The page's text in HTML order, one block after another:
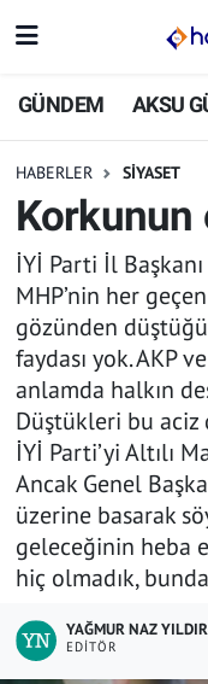
GÜNDEM AKSU
HABERLER SİYASET
Korkunun
İYİ Parti İl
MHP’nin her
gözünden
faydası yok. AKP
anlamda halkın
Düştükleri bu
İYİ Parti’yi Altılı
Ancak Genel
üzerine basarak
geleceğinin heba
hiç olmadık,
YAĞMUR NAZ
EDITÖR
GÜNDEM
SİYASET
TARIM
YEREL
EKONOMİ
ASAYİŞ
SPOR
SAĞLIK
YAŞAM
İstanbul Nöbetçi
İstanbul Trafik
Süper Lig Puan
Tüm Manşetler
Son Dakika
Haber Arşivi